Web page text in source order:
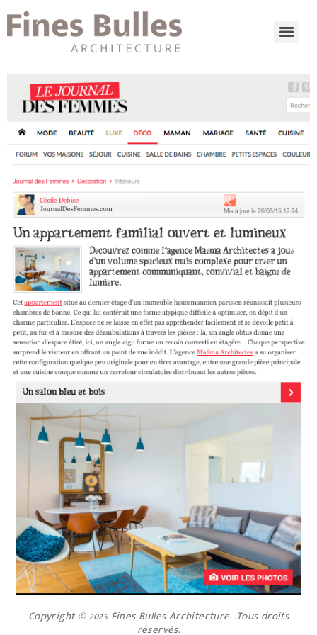
Copyright © 2025 Fines Bulles Architecture. .Tous droits
réservés.